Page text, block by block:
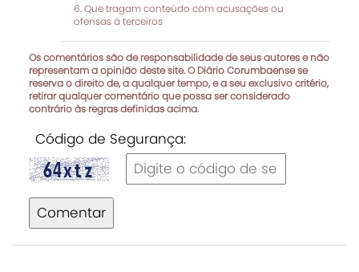
Que tragam conteúdo com acusações ou
ofensas à terceiros
Os comentários são de responsabilidade de seus autores e não
representam a opinião deste site. O Diário Corumbaense se
reserva o direito de, a qualquer tempo, e a seu exclusivo critério,
retirar qualquer comentário que possa ser considerado
contrário às regras definidas acima.
Código de Segurança:
Comentar